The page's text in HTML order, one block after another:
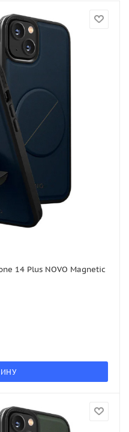
14 Plus NOVO Magnetic